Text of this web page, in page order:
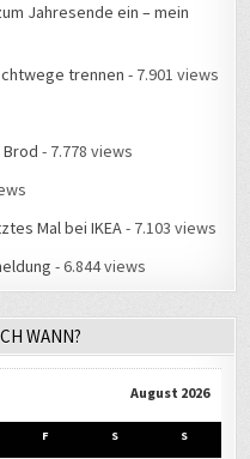
Jahresende ein – mein
trennen - 7.901 views
Brod - 7.778 views
Mal bei IKEA- 7.103 views
- 6.844 views
WANN?
August 2026
F S S